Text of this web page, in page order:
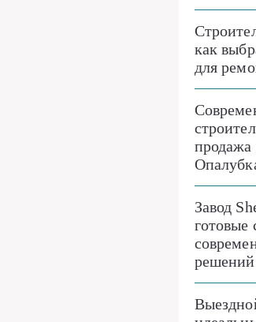
как
для
продажа
Завод
готовые
решений